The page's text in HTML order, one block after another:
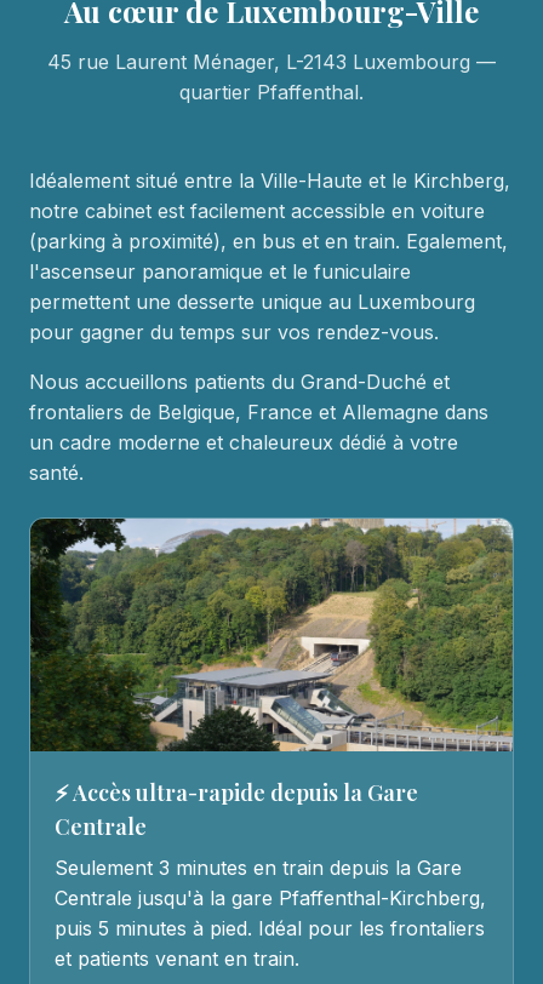
Au cœur de Luxembourg-Ville
45 rue Laurent Ménager, L-2143 Luxembourg —
quartier Pfaffenthal.
Idéalement situé entre la Ville-Haute et le Kirchberg,
notre cabinet est facilement accessible en voiture
(parking à proximité), en bus et en train. Egalement,
l'ascenseur panoramique et le funiculaire
permettent une desserte unique au Luxembourg
pour gagner du temps sur vos rendez-vous.
Nous accueillons patients du Grand-Duché et
frontaliers de Belgique, France et Allemagne dans
un cadre moderne et chaleureux dédié à votre
santé.
⚡ Accès ultra-rapide depuis la Gare
Centrale
Seulement 3 minutes en train depuis la Gare
Centrale jusqu'à la gare Pfaffenthal-Kirchberg,
puis 5 minutes à pied. Idéal pour les frontaliers
et patients venant en train.